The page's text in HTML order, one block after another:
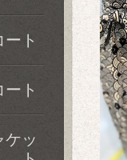
ト
ト
ケッ